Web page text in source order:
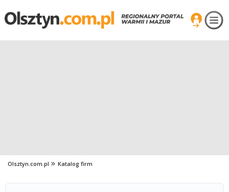
Olsztyn.com.pl Katalog firm